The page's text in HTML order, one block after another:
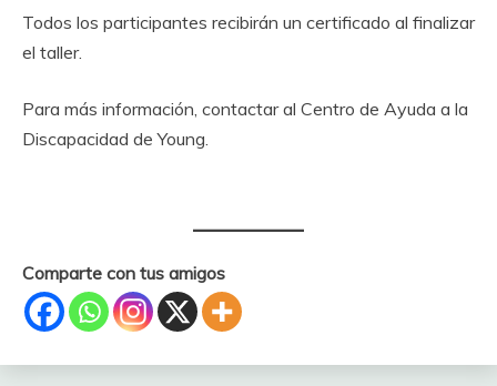
Todos los participantes recibirán un certificado al finalizar
el taller.
Para más información, contactar al Centro de Ayuda a la
Discapacidad de Young.
Comparte con tus amigos